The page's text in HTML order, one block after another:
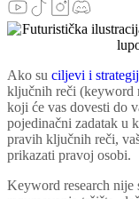
Ako su ciljevi i
ključnih reči (keyword
koji će vas dovesti do
pojedinačni zadatak u
pravih ključnih reči,
prikazati pravoj osobi.
Keyword research nije